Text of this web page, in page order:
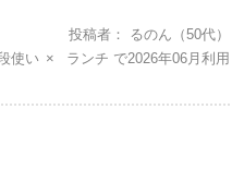
投稿者 るのん （50代）
使い ランチ 2026年06月